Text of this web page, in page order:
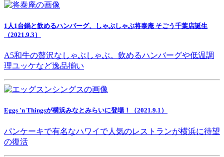
1人1台鍋と飲めるハンバーグ、しゃぶしゃぶ将泰庵 そごう千葉店誕生
（2021.9.3）
A5和牛の贅沢なしゃぶしゃぶ。飲めるハンバーグや低温調
理ユッケなど逸品揃い
Eggs 'n Thingsが横浜みなとみらいに登場！（2021.9.1）
パンケーキで有名なハワイで人気のレストランが横浜に待望
の復活